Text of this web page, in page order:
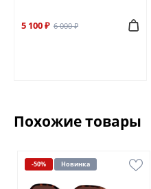
5 100 ₽ 6 000 ₽
Похожие товары
-50% Новинка